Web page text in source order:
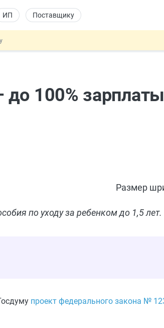
ИП Поставщику
#кадровику
до 100%
Размер
по уходу за ребенком до 1,5 лет.
проект федерального закона №